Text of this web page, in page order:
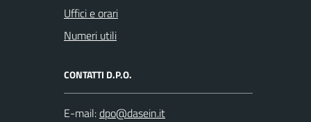
Uffici e orari
Numeri utili
CONTATTI D.P.O.
E-mail: